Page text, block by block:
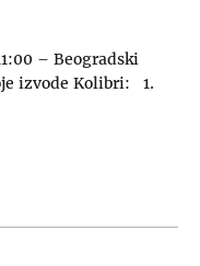
– Beogradski
izvode Kolibri: 1.